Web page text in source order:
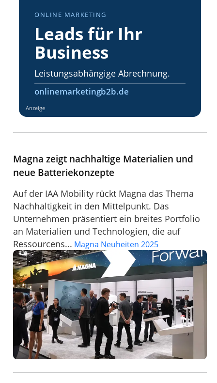
ONLINE MARKETING
Leads für Ihr
Business
Leistungsabhängige Abrechnung.
onlinemarketingb2b.de
Anzeige
Magna zeigt nachhaltige Materialien und
neue Batteriekonzepte
Auf der IAA Mobility rückt Magna das Thema
Nachhaltigkeit in den Mittelpunkt. Das
Unternehmen präsentiert ein breites Portfolio
an Materialien und Technologien, die auf
Ressourcens... Magna Neuheiten 2025